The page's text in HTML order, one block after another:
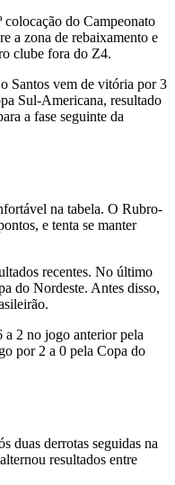
colocação do Campeonato
a zona de rebaixamento e
clube fora do Z4.
Santos vem de vitória por 3
Sul-Americana, resultado
a fase seguinte da
na tabela. O Rubro-
e tenta se manter
recentes. No último
do Nordeste. Antes disso,
2 no jogo anterior pela
por 2 a 0 pela Copa do
duas derrotas seguidas na
resultados entre